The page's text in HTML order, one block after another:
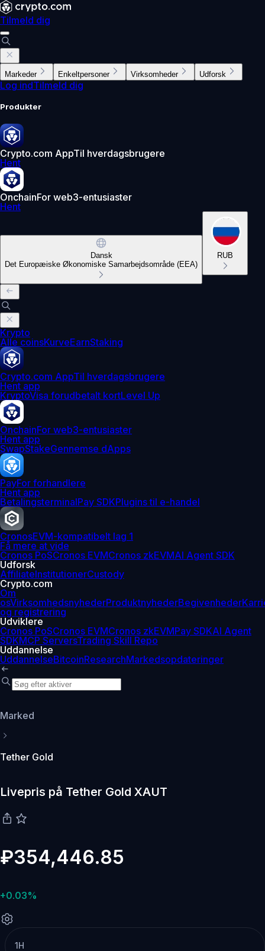
Tilmeld dig
Markeder Enkeltpersoner Virksomheder Udforsk
Log indTilmeld dig
Produkter
Crypto.com AppTil hverdagsbrugere
Hent
OnchainFor web3-entusiaster
Hent
Dansk
Det Europæiske Økonomiske Samarbejdsområde (EEA)
RUB
Krypto
Alle coinsKurveEarnStaking
Crypto.com AppTil hverdagsbrugere
Hent app
KryptoVisa forudbetalt kortLevel Up
OnchainFor web3-entusiaster
Hent app
SwapStakeGennemse dApps
PayFor forhandlere
Hent app
BetalingsterminalPay SDKPlugins til e-handel
CronosEVM-kompatibelt lag 1
Få mere at vide
Cronos PoSCronos EVMCronos zkEVMAI Agent SDK
Udforsk
AffiliateInstitutionerCustody
Crypto.com
Om
osVirksomhedsnyhederProduktnyhederBegivenheder
og registrering
Udviklere
Cronos PoSCronos EVMCronos zkEVMPay SDKAI Agent
SDKMCP ServersTrading Skill Repo
Uddannelse
UddannelseBitcoinResearchMarkedsopdateringer
Marked
Tether Gold
Livepris på Tether Gold XAUT
₽354,446.85
+0.03%
1H